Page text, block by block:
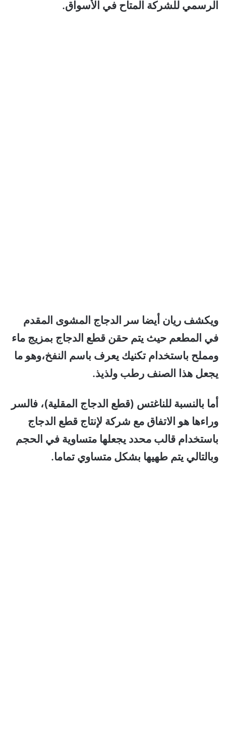
الرسمي للشركة المتاح في الأسواق.
ويكشف ريان أيضا سر الدجاج المشوى المقدم
في المطعم حيث يتم حقن قطع الدجاج بمزيج ماء
ومملح باستخدام تكنيك يعرف باسم النفخ،وهو ما
يجعل هذا الصنف رطب ولذيذ.
أما بالنسبة للناغتس (قطع الدجاج المقلية)، فالسر
وراءها هو الاتفاق مع شركة لإنتاج قطع الدجاج
باستخدام قالب محدد يجعلها متساوية في الحجم
وبالتالي يتم طهيها بشكل متساوي تماما.